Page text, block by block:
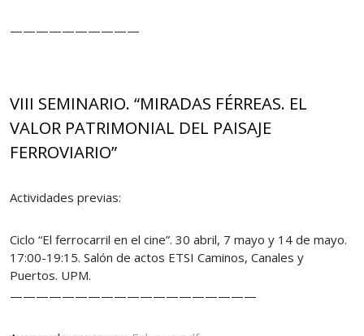
——————————
VIII SEMINARIO. “MIRADAS FÉRREAS. EL
VALOR PATRIMONIAL DEL PAISAJE
FERROVIARIO”
Actividades previas:
Ciclo “El ferrocarril en el cine”. 30 abril, 7 mayo y 14 de mayo.
17:00-19:15. Salón de actos ETSI Caminos, Canales y
Puertos. UPM.
———————————————————